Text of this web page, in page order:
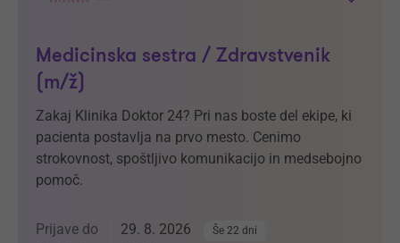
Medicinska sestra / Zdravstvenik
(m/ž)
Zakaj Klinika Doktor 24? Pri nas boste del ekipe, ki
pacienta postavlja na prvo mesto. Cenimo
strokovnost, spoštljivo komunikacijo in medsebojno
pomoč.
Prijave do 29. 8. 2026 Še 22 dni